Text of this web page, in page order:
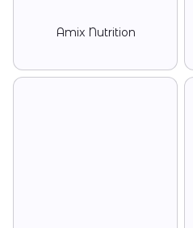
Amix Nutrition